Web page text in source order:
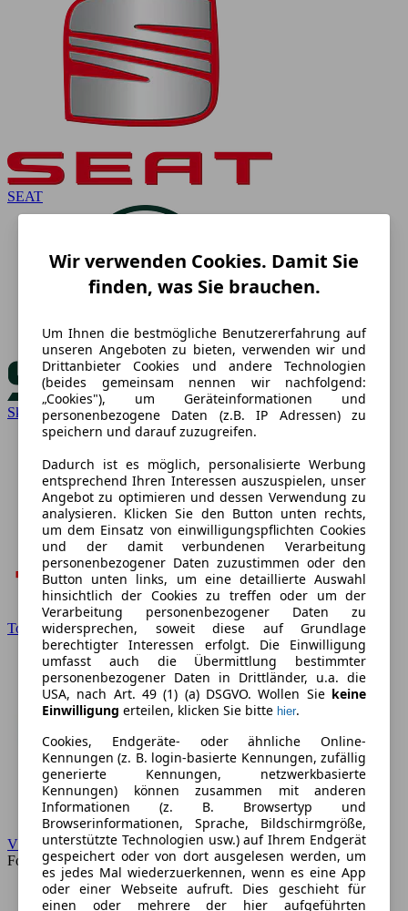
SEAT
Skoda
Toyota
VW
Forum
Wir verwenden Cookies. Damit Sie
finden, was Sie brauchen.
Um Ihnen die bestmögliche Benutzererfahrung auf
unseren Angeboten zu bieten, verwenden wir und
Drittanbieter Cookies und andere Technologien
(beides gemeinsam nennen wir nachfolgend:
„Cookies"), um Geräteinformationen und
personenbezogene Daten (z.B. IP Adressen) zu
speichern und darauf zuzugreifen.
Dadurch ist es möglich, personalisierte Werbung
entsprechend Ihren Interessen auszuspielen, unser
Angebot zu optimieren und dessen Verwendung zu
analysieren. Klicken Sie den Button unten rechts,
um dem Einsatz von einwilligungspflichten Cookies
und der damit verbundenen Verarbeitung
personenbezogener Daten zuzustimmen oder den
Button unten links, um eine detaillierte Auswahl
hinsichtlich der Cookies zu treffen oder um der
Verarbeitung personenbezogener Daten zu
widersprechen, soweit diese auf Grundlage
berechtigter Interessen erfolgt. Die Einwilligung
umfasst auch die Übermittlung bestimmter
personenbezogener Daten in Drittländer, u.a. die
USA, nach Art. 49 (1) (a) DSGVO. Wollen Sie keine
Einwilligung erteilen, klicken Sie bitte hier.
Cookies, Endgeräte- oder ähnliche Online-
Kennungen (z. B. login-basierte Kennungen, zufällig
generierte Kennungen, netzwerkbasierte
Kennungen) können zusammen mit anderen
Informationen (z. B. Browsertyp und
Browserinformationen, Sprache, Bildschirmgröße,
unterstützte Technologien usw.) auf Ihrem Endgerät
gespeichert oder von dort ausgelesen werden, um
es jedes Mal wiederzuerkennen, wenn es eine App
oder einer Webseite aufruft. Dies geschieht für
einen oder mehrere der hier aufgeführten